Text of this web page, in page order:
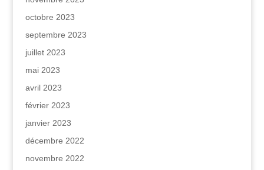
octobre 2023
septembre 2023
juillet 2023
mai 2023
avril 2023
février 2023
janvier 2023
décembre 2022
novembre 2022